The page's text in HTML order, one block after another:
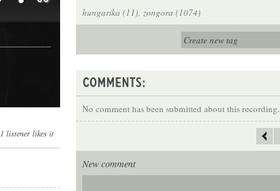
hungarika (11), zongora (1074)
No comment has been submitted about this recording.
New comment
1 listener likes it